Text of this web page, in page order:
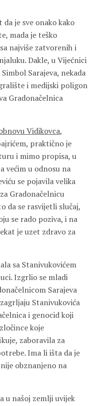
je sve onako kako
mada je teško
najviše zatvorenih i
Dakle, u Vijećnici
Sarajeva, nekada
i medijski poligon
Gradonačelnica
Vidikovca,
praktično je
i mimo propisa, u
većim u odnosu na
se pojavila velika
Gradonačelnicu
da se rasvijetli slučaj,
se rado poziva, i na
je uzet zdravo za
sa Stanivukovićem
Izgrlio se mladi
Sarajeva
Stanivukovića
i genocid koji
koje
zaboravila za
Ima li išta da je
obznanjeno na
u našoj zemlji uvijek